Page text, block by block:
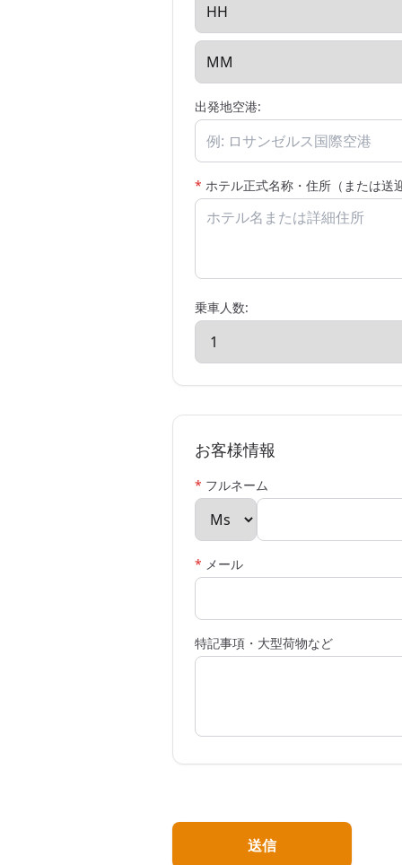
出発地空港:
* ホテル正式名称・住所（または送
乗車人数:
お客様情報
* フルネーム
* メール
特記事項・大型荷物など
送信